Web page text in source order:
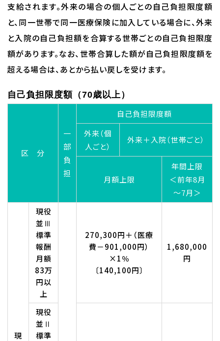
支給されます。外来の場合の個人ごとの自己負担限度額
と、同一世帯で同一医療保険に加入している場合に、外来
と入院の自己負担額を合算する世帯ごとの自己負担限度
額があります。なお、世帯合算した額が自己負担限度額を
超える場合は、あとから払い戻しを受けます。
自己負担限度額（70歳以上）
区 分
一
部
負
担
自己負担限度額
外来（個
人ごと）
外来＋入院（世帯ごと）
月額上限
年間上限
＜前年8月
～7月＞
現
現役
並Ⅲ
標準
報酬
月額
83万
円以
上
270,300円＋（医療
費－901,000円）
×1％
〔140,100円〕
1,680,000
円
現役
並Ⅱ
標準